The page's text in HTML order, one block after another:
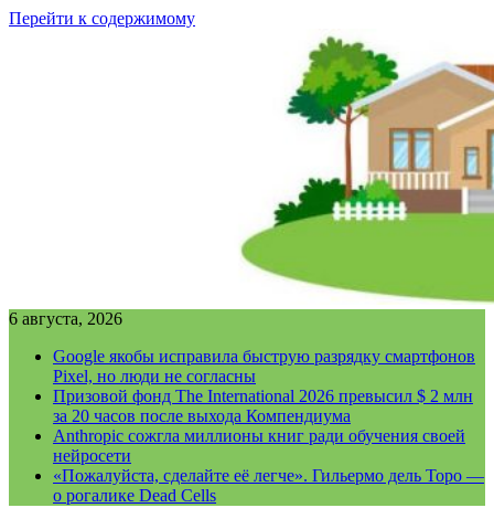
Перейти к содержимому
6 августа, 2026
Google якобы исправила быструю разрядку смартфонов
Pixel, но люди не согласны
Призовой фонд The International 2026 превысил $ 2 млн
за 20 часов после выхода Компендиума
Anthropic сожгла миллионы книг ради обучения своей
нейросети
«Пожалуйста, сделайте её легче». Гильермо дель Торо —
о рогалике Dead Cells